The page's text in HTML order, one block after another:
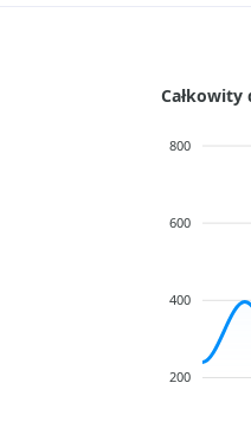
Całkowity
800
600
400
200